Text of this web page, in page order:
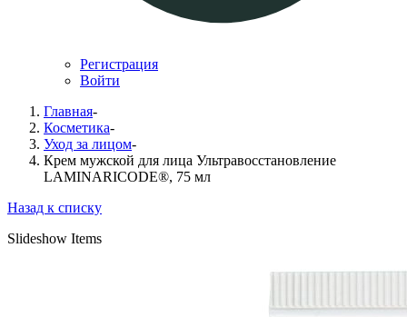
Регистрация
Войти
Главная-
Косметика-
Уход за лицом-
Крем мужской для лица Ультравосстановление
LAMINARICODE®, 75 мл
Назад к списку
Slideshow Items